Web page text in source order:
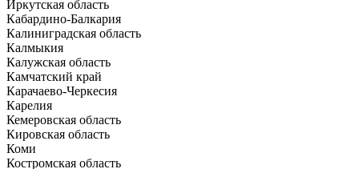
Иркутская область
Кабардино-Балкария
Калиниградская область
Калмыкия
Калужская область
Камчатский край
Карачаево-Черкесия
Карелия
Кемеровская область
Кировская область
Коми
Костромская область